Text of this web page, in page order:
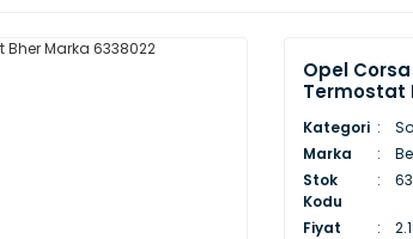
Opel Corsa
Termostat
Kategori
Marka
Stok
Kodu
Fiyat